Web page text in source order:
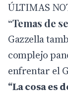
ÚLTIMAS
“Temas de
Gazzella
complejo
enfrentar el
“La cosa es